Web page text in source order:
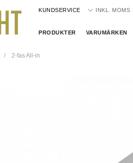
KUNDSERVICE INKL. MOMS
PRODUKTER VARUMÄRKEN
2-fas All-in